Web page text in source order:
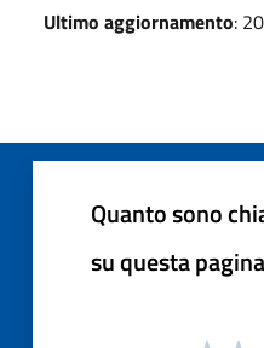
Ultimo aggiornamento:
Quanto sono
su questa